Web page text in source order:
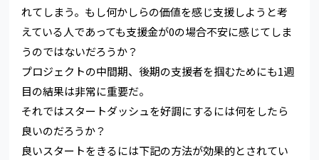
れてしまう。もし何かしらの価値を感じ支援しようと考
えている人であっても支援金が0の場合不安に感じてしま
うのではないだろうか？
プロジェクトの中間期、後期の支援者を掴むためにも1週
目の結果は非常に重要だ。
それではスタートダッシュを好調にするには何をしたら
良いのだろうか？
良いスタートをきるには下記の方法が効果的とされてい